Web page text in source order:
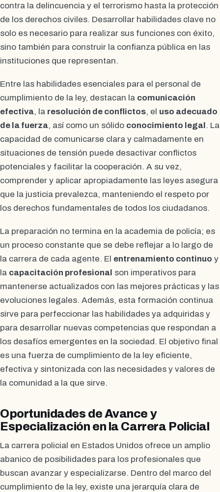
contra la delincuencia y el terrorismo hasta la protección
de los derechos civiles. Desarrollar habilidades clave no
solo es necesario para realizar sus funciones con éxito,
sino también para construir la confianza pública en las
instituciones que representan.
Entre las habilidades esenciales para el personal de
cumplimiento de la ley, destacan la comunicación
efectiva, la resolución de conflictos, el uso adecuado
de la fuerza, así como un sólido conocimiento legal. La
capacidad de comunicarse clara y calmadamente en
situaciones de tensión puede desactivar conflictos
potenciales y facilitar la cooperación. A su vez,
comprender y aplicar apropiadamente las leyes asegura
que la justicia prevalezca, manteniendo el respeto por
los derechos fundamentales de todos los ciudadanos.
La preparación no termina en la academia de policía; es
un proceso constante que se debe reflejar a lo largo de
la carrera de cada agente. El entrenamiento continuo y
la capacitación profesional son imperativos para
mantenerse actualizados con las mejores prácticas y las
evoluciones legales. Además, esta formación continua
sirve para perfeccionar las habilidades ya adquiridas y
para desarrollar nuevas competencias que respondan a
los desafíos emergentes en la sociedad. El objetivo final
es una fuerza de cumplimiento de la ley eficiente,
efectiva y sintonizada con las necesidades y valores de
la comunidad a la que sirve.
Oportunidades de Avance y
Especialización en la Carrera Policial
La carrera policial en Estados Unidos ofrece un amplio
abanico de posibilidades para los profesionales que
buscan avanzar y especializarse. Dentro del marco del
cumplimiento de la ley, existe una jerarquía clara de